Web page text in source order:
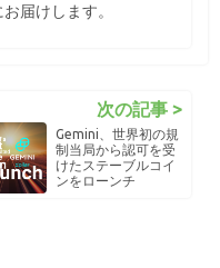
届けします。
次の記事 >
Gemini、世界初の規
制当局から認可を受
けたステーブルコイ
ンをローンチ